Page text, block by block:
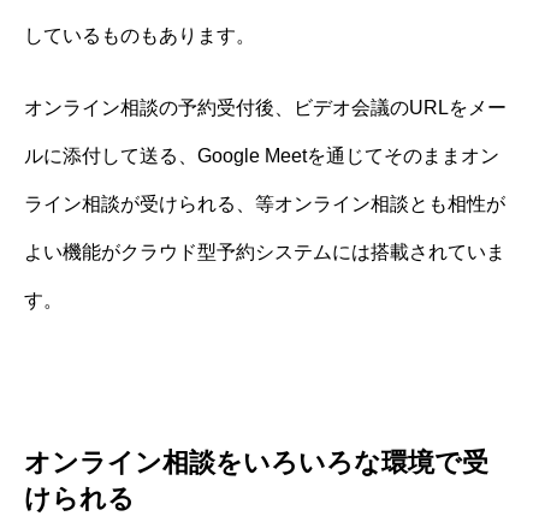
しているものもあります。
オンライン相談の予約受付後、ビデオ会議のURLをメー
ルに添付して送る、Google Meetを通じてそのままオン
ライン相談が受けられる、等オンライン相談とも相性が
よい機能がクラウド型予約システムには搭載されていま
す。
オンライン相談をいろいろな環境で受
けられる